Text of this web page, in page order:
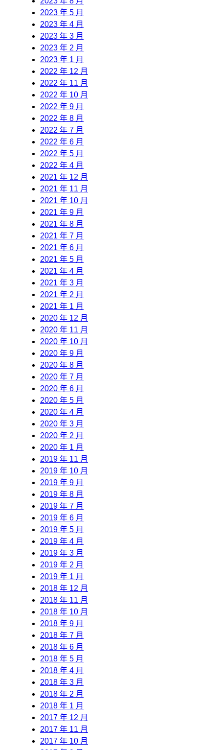
2023 年 5 月
2023 年 4 月
2023 年 3 月
2023 年 2 月
2023 年 1 月
2022 年 12 月
2022 年 11 月
2022 年 10 月
2022 年 9 月
2022 年 8 月
2022 年 7 月
2022 年 6 月
2022 年 5 月
2022 年 4 月
2021 年 12 月
2021 年 11 月
2021 年 10 月
2021 年 9 月
2021 年 8 月
2021 年 7 月
2021 年 6 月
2021 年 5 月
2021 年 4 月
2021 年 3 月
2021 年 2 月
2021 年 1 月
2020 年 12 月
2020 年 11 月
2020 年 10 月
2020 年 9 月
2020 年 8 月
2020 年 7 月
2020 年 6 月
2020 年 5 月
2020 年 4 月
2020 年 3 月
2020 年 2 月
2020 年 1 月
2019 年 11 月
2019 年 10 月
2019 年 9 月
2019 年 8 月
2019 年 7 月
2019 年 6 月
2019 年 5 月
2019 年 4 月
2019 年 3 月
2019 年 2 月
2019 年 1 月
2018 年 12 月
2018 年 11 月
2018 年 10 月
2018 年 9 月
2018 年 7 月
2018 年 6 月
2018 年 5 月
2018 年 4 月
2018 年 3 月
2018 年 2 月
2018 年 1 月
2017 年 12 月
2017 年 11 月
2017 年 10 月